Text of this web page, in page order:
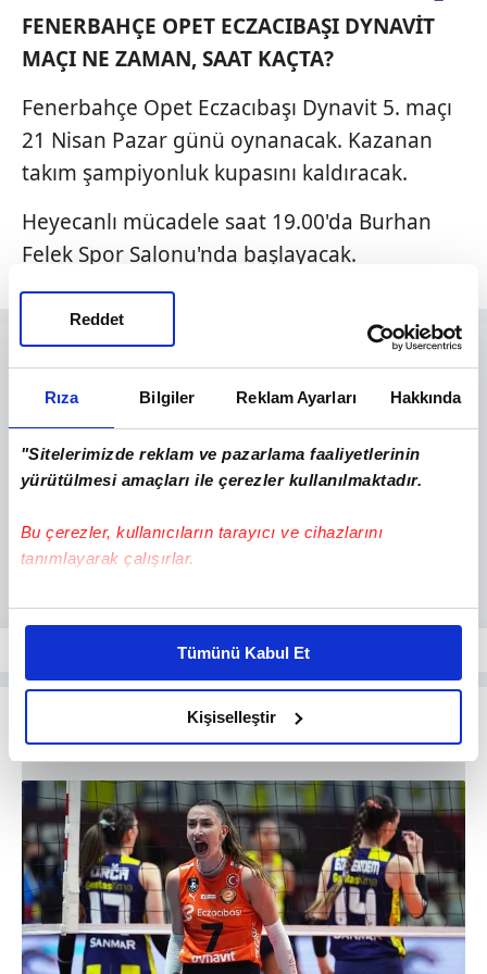
Rıza Bilgiler Reklam Ayarları Hakkında
"Sitelerimizde reklam ve pazarlama faaliyetlerinin
yürütülmesi amaçları ile çerezler kullanılmaktadır.
Bu çerezler, kullanıcıların tarayıcı ve cihazlarını
tanımlayarak çalışırlar.
Bu çerezlere izin vermeniz halinde sizlere özel
daha iyi reklam deneyimi yaşatabiliriz. Bunu yaparken
amacımızın size daha iyi bir reklam deneyimi sunmak
olduğunu ve sizlere en iyi içerikleri sunabilmek adına
elimizden gelen çabayı gösterdiğimizi ve bu noktada,
reklamların maliyetlerimizi karşılamak noktasında tek gelir
kalemimiz olduğunu sizlere hatırlatmak isteriz.
Her halükârda, kullanıcılar, bu çerezlere izin vermedikleri
takdirde, kullanıcılara hedefli reklamlar
gösterilmeyecektir."
Sizlere daha iyi bir hizmet sunabilmek için İnternet
Tümünü Kabul Et
Kişiselleştir
Reddet
FENERBAHÇE OPET ECZACIBAŞI DYNAVİT
MAÇI NE ZAMAN, SAAT KAÇTA?
Fenerbahçe Opet Eczacıbaşı Dynavit 5. maçı
21 Nisan Pazar günü oynanacak. Kazanan
takım şampiyonluk kupasını kaldıracak.
Heyecanlı mücadele saat 19.00'da Burhan
Felek Spor Salonu'nda başlayacak.